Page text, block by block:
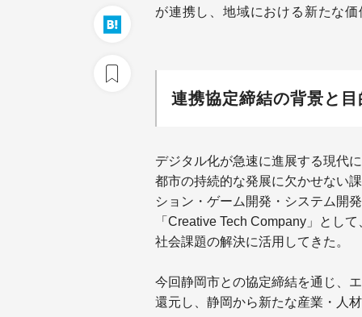
が連携し、地域における新たな
連携協定締結の背景と目
デジタル化が急速に進展する現代
都市の持続的な発展に欠かせない
ション・ゲーム開発・システム開
「Creative Tech Company」とし
社会課題の解決に活用してきた。
今回静岡市との協定締結を通じ、
還元し、静岡から新たな産業・人